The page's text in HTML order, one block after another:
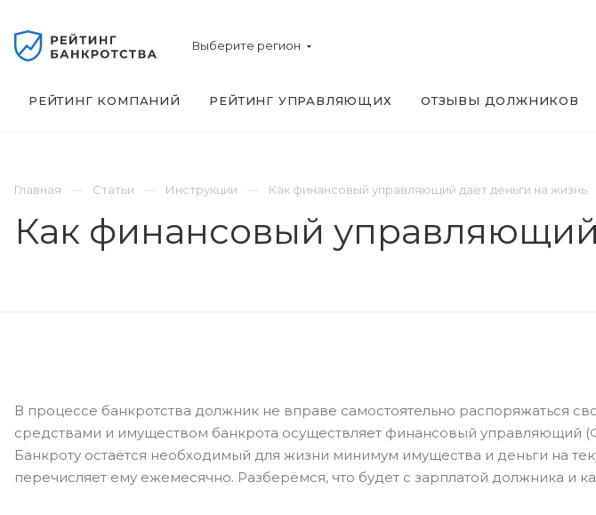
Выберите регион
РЕЙТИНГ КОМПАНИЙ РЕЙТИНГ УПРАВЛЯЮЩИХ ОТЗЫВЫ ДОЛЖНИКОВ
Главная Статьи Инструкции Как финансовый управляющий дает деньги на жизнь
Как финансовый
В процессе банкротства должник не вправе самостоятельно распоряжаться
средствами и имуществом банкрота осуществляет финансовый управляющий
Банкроту остаётся необходимый для жизни минимум имущества и деньги на
перечисляет ему ежемесячно. Разберёмся, что будет с зарплатой должника и